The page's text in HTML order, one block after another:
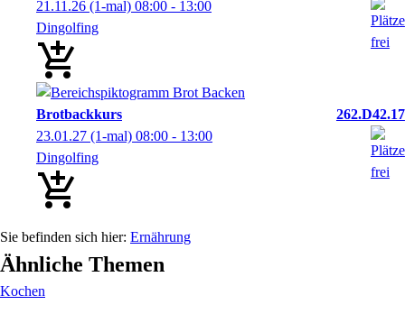
21.11.26 (1-mal) 08:00 - 13:00
Dingolfing
Brotbackkurs
262.D42.17
23.01.27 (1-mal) 08:00 - 13:00
Dingolfing
Ernährung
Ähnliche Themen
Kochen